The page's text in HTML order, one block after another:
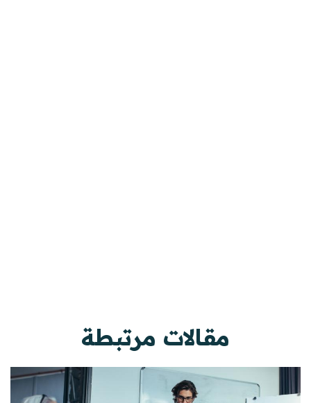
مقالات مرتبطة